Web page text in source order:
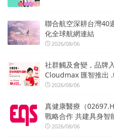
聯合航空深耕台灣40
化全球航網連結
2026/08/06
社群觸及會變，品牌
Cloudmax 匯智推出
2026/08/06
真健康醫療（
戰略合作 共建具身智
2026/08/06